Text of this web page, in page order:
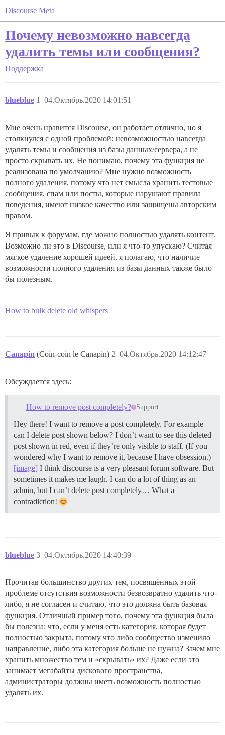
Discourse Meta
Почему невозможно навсегда
удалить темы или сообщения?
Поддержка
blueblue 04.Октябрь.2020 14:01:51
1
Мне очень нравится Discourse, он работает отлично, но я
столкнулся с одной проблемой: невозможностью навсегда
удалять темы и сообщения из базы данных/сервера, а не
просто скрывать их. Не понимаю, почему эта функция не
реализована по умолчанию? Мне нужно возможность
полного удаления, потому что нет смысла хранить тестовые
сообщения, спам или посты, которые нарушают правила
поведения, имеют низкое качество или защищены авторским
правом.
Я привык к форумам, где можно полностью удалять контент.
Возможно ли это в Discourse, или я что-то упускаю? Считая
мягкое удаление хорошей идеей, я полагаю, что наличие
возможности полного удаления из базы данных также было
бы полезным.
How to bulk delete old whispers
Canapin (Coin-coin le Canapin) 04.Октябрь.2020 14:12:47
2
Обсуждается здесь:
How to remove post completely? Support
Hey there! I want to remove a post completely. For example
can I delete post shown below? I don’t want to see this deleted
post shown in red, even if they’re only visible to staff. (If you
wondered why I want to remove it, because I have obsession.)
[image] I think discourse is a very pleasant forum software. But
sometimes it makes me laugh. I can do a lot of thing as an
admin, but I can’t delete post completely… What a
contradiction!
blueblue 04.Октябрь.2020 14:40:39
3
Прочитав большинство других тем, посвящённых этой
проблеме отсутствия возможности безвозвратно удалить что-
либо, я не согласен и считаю, что это должна быть базовая
функция. Отличный пример того, почему эта функция была
бы полезна: что, если у меня есть категория, которая будет
полностью закрыта, потому что либо сообщество изменило
направление, либо эта категория больше не нужна? Зачем мне
хранить множество тем и «скрывать» их? Даже если это
занимает мегабайты дискового пространства,
администраторы должны иметь возможность полностью
удалять их.